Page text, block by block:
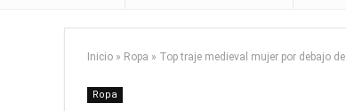
Inicio » Ropa » Top traje medieval mujer por debajo
Ropa